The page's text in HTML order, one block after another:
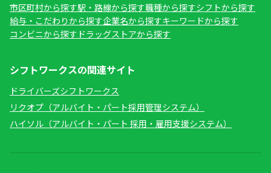
市区町村から探す駅・路線から探す職種から探すシフトから探す
給与・こだわりから探す企業名から探すキーワードから探す
コンビニから探す ドラッグストアから探す
シフトワークスの関連サイト
ドライバーズシフトワークス
リクオプ（アルバイト・パート採用管理システム）
ハイソル（アルバイト・パート 採用・雇用支援システム）